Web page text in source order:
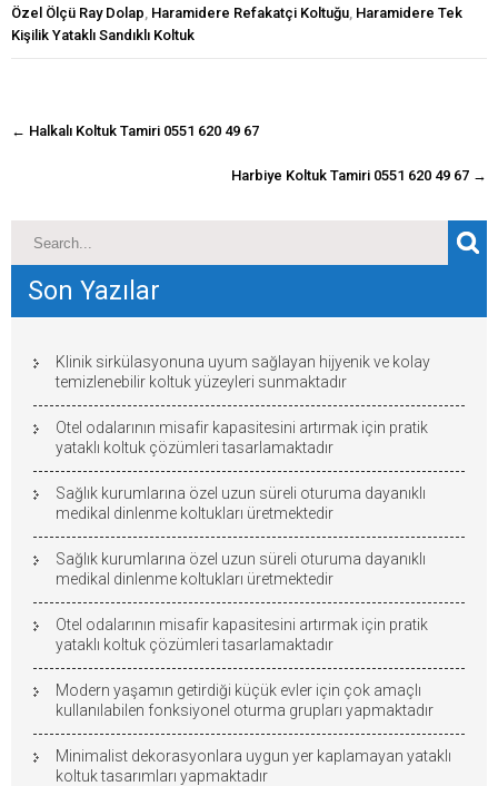
Özel Ölçü Ray Dolap Haramidere Refakatçi Koltuğu Haramidere Tek
Kişilik Yataklı Sandıklı Koltuk
navigasyon
← Halkalı Koltuk Tamiri 0551 620 49 67
Harbiye Koltuk Tamiri 0551 620 49 67 →
Son Yazılar
Klinik sirkülasyonuna uyum sağlayan hijyenik ve kolay
temizlenebilir koltuk yüzeyleri sunmaktadır
Otel odalarının misafir kapasitesini artırmak için pratik
yataklı koltuk çözümleri tasarlamaktadır
Sağlık kurumlarına özel uzun süreli oturuma dayanıklı
medikal dinlenme koltukları üretmektedir
Sağlık kurumlarına özel uzun süreli oturuma dayanıklı
medikal dinlenme koltukları üretmektedir
Otel odalarının misafir kapasitesini artırmak için pratik
yataklı koltuk çözümleri tasarlamaktadır
Modern yaşamın getirdiği küçük evler için çok amaçlı
kullanılabilen fonksiyonel oturma grupları yapmaktadır
Minimalist dekorasyonlara uygun yer kaplamayan yataklı
koltuk tasarımları yapmaktadır